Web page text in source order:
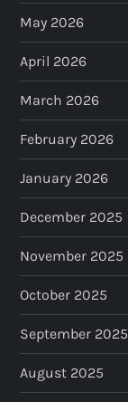
May 2026
April 2026
March 2026
February 2026
January 2026
December 2025
November 2025
October 2025
September 2025
August 2025